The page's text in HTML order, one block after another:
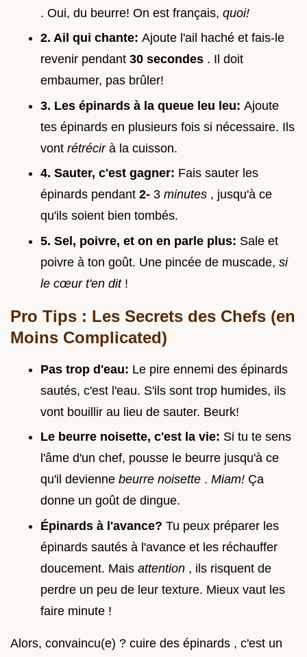
. Oui, du beurre! On est français, quoi!
2. Ail qui chante: Ajoute l'ail haché et fais-le
revenir pendant 30 secondes . Il doit
embaumer, pas brûler!
3. Les épinards à la queue leu leu: Ajoute
tes épinards en plusieurs fois si nécessaire. Ils
vont rétrécir à la cuisson.
4. Sauter, c'est gagner: Fais sauter les
épinards pendant 2- 3 minutes , jusqu'à ce
qu'ils soient bien tombés.
5. Sel, poivre, et on en parle plus: Sale et
poivre à ton goût. Une pincée de muscade, si
le cœur t'en dit !
Pro Tips : Les Secrets des Chefs (en
Moins Complicated)
Pas trop d'eau: Le pire ennemi des épinards
sautés, c'est l'eau. S'ils sont trop humides, ils
vont bouillir au lieu de sauter. Beurk!
Le beurre noisette, c'est la vie: Si tu te sens
l'âme d'un chef, pousse le beurre jusqu'à ce
qu'il devienne beurre noisette . Miam! Ça
donne un goût de dingue.
Épinards à l'avance? Tu peux préparer les
épinards sautés à l'avance et les réchauffer
doucement. Mais attention , ils risquent de
perdre un peu de leur texture. Mieux vaut les
faire minute !
Alors, convaincu(e) ? cuire des épinards , c'est un